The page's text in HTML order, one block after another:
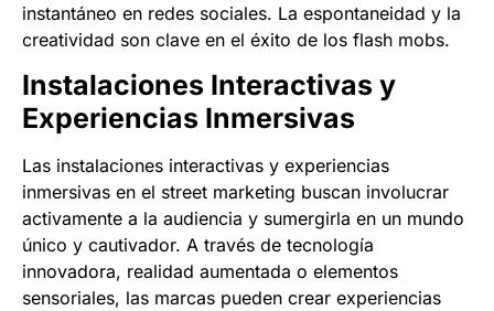
instantáneo en redes sociales. La espontaneidad y la
creatividad son clave en el éxito de los flash mobs.
Instalaciones Interactivas y
Experiencias Inmersivas
Las instalaciones interactivas y experiencias
inmersivas en el street marketing buscan involucrar
activamente a la audiencia y sumergirla en un mundo
único y cautivador. A través de tecnología
innovadora, realidad aumentada o elementos
sensoriales, las marcas pueden crear experiencias